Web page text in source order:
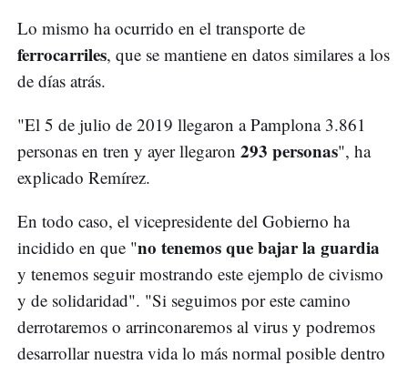
Lo mismo ha ocurrido en el transporte de
ferrocarriles, que se mantiene en datos similares a los
de días atrás.
"El 5 de julio de 2019 llegaron a Pamplona 3.861
personas en tren y ayer llegaron 293 personas", ha
explicado Remírez.
En todo caso, el vicepresidente del Gobierno ha
incidido en que "no tenemos que bajar la guardia
y tenemos seguir mostrando este ejemplo de civismo
y de solidaridad". "Si seguimos por este camino
derrotaremos o arrinconaremos al virus y podremos
desarrollar nuestra vida lo más normal posible dentro